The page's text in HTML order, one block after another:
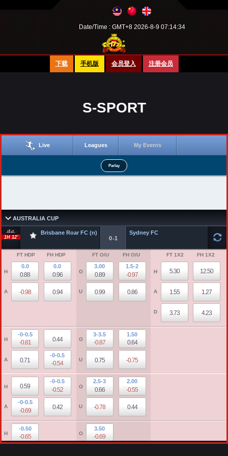
Date/Time : GMT+8 2026-8-9 07:14:34
下载 手机版 会员登入 注册会员
S-SPORT